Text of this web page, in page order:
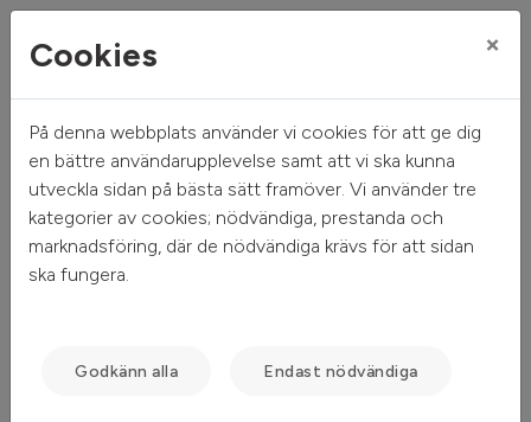
Mitt hem Sök ledigt Objektsdetalj
Objektsdetalj
t.ex. bero på att det inte längre finns tillgängligt att söka.
Cookies ×
På denna webbplats använder vi cookies för att ge dig
en bättre användarupplevelse samt att vi ska kunna
utveckla sidan på bästa sätt framöver. Vi använder tre
kategorier av cookies; nödvändiga, prestanda och
marknadsföring, där de nödvändiga krävs för att sidan
ska fungera.
Godkänn alla Endast nödvändiga